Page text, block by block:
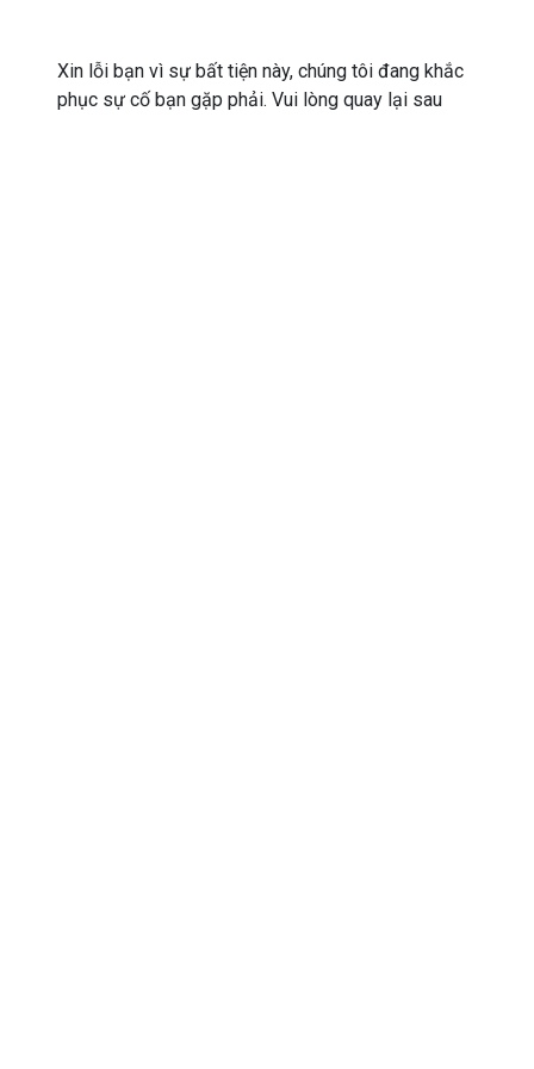
Xin lỗi bạn vì sự bất tiện này, chúng tôi đang khắc
phục sự cố bạn gặp phải. Vui lòng quay lại sau